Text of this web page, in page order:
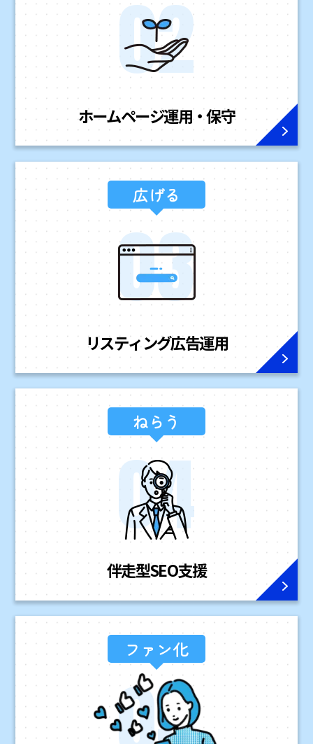
ホームページ運用・保守
広げる
リスティング広告運用
ねらう
伴走型SEO支援
ファン化